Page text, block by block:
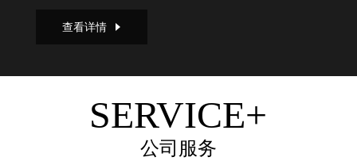
查看详情
SERVICE+
公司服务